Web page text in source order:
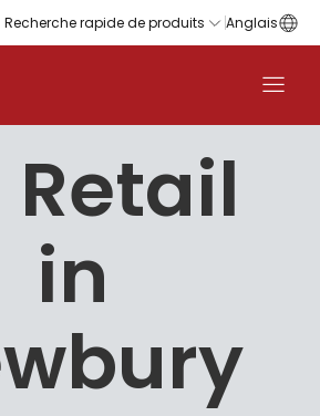
Recherche rapide de produits Anglais
Retail
in